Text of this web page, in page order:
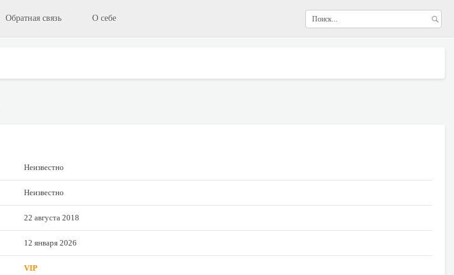
Обратная связь О себе
Неизвестно
Неизвестно
22 августа 2018
12 января 2026
VIP